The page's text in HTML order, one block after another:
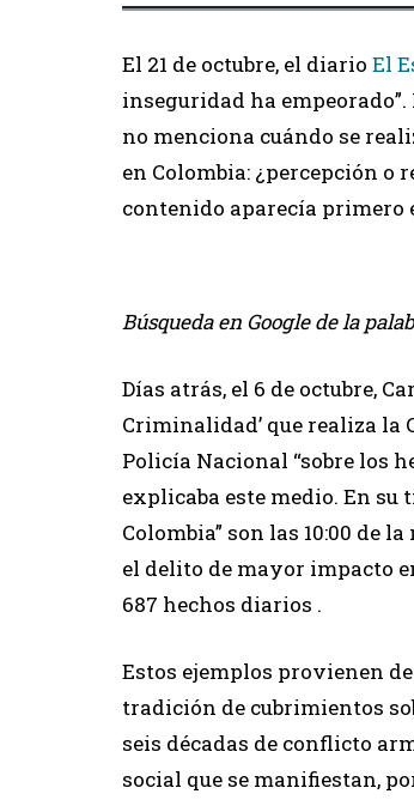
El 21 de octubre, el diario El
inseguridad ha
no menciona cuándo se
en Colombia: ¿percepción o
contenido aparecía primero
Búsqueda en Google de la
Días atrás, el 6 de octubre,
Criminalidad’ que realiza la
Policía Nacional “sobre los
explicaba este medio. En
Colombia” son las 10:00 de
el delito de mayor impacto
687 hechos diarios .
Estos ejemplos provienen
tradición de cubrimientos
seis décadas de conflicto
social que se manifiestan,